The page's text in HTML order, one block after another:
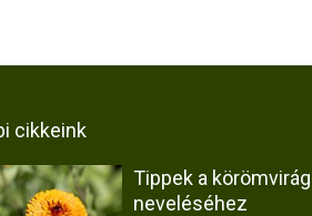
cikkeink
Tippek a körömvirág
neveléséhez